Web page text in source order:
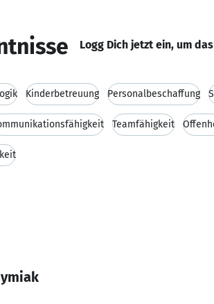
Logg Dich jetzt ein, um
Kinderbetreuung Personalbeschaffung
Teamfähigkeit